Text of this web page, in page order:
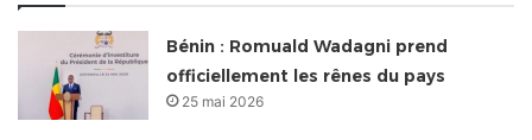
Bénin : Romuald Wadagni prend
officiellement les rênes du pays
25 mai 2026